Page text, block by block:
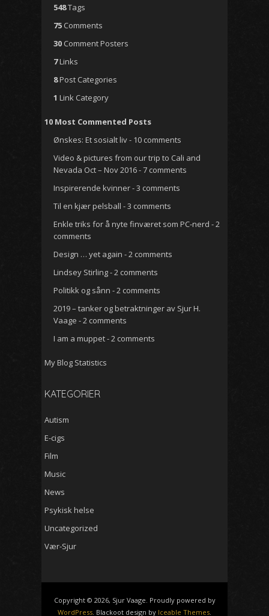
548Tags
75 Comments
30 Comment Posters
7Links
8Post Categories
1 Link Category
10 Most Commented Posts
Ønskes: Et sosialt liv- 10 comments
Video & pictures from our trip to Cali and
Nevada Oct – Nov 2016- 7 comments
Inspirerende kvinner- 3 comments
Til en kjær pelsball - 3 comments
Enkle triks for å nyte finværet som PC-nerd - 2
comments
Design … yet again - 2 comments
Lindsey Stirling- 2 comments
Politikk og sånn - 2 comments
2019 – tanker og betraktninger av Sjur H.
Vaage - 2 comments
I am a muppet- 2 comments
My Blog Statistics
KATEGORIER
Autism
E-cigs
Film
Music
News
Psykisk helse
Uncategorized
Vær-Sjur
Copyright © 2026, Sjur Vaage. Proudly powered by
WordPress. Blackoot design by Iceable Themes.